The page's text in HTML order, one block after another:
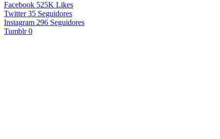
Facebook 525K Likes
Twitter 35 Seguidores
Instagram 296 Seguidores
Tumblr 0